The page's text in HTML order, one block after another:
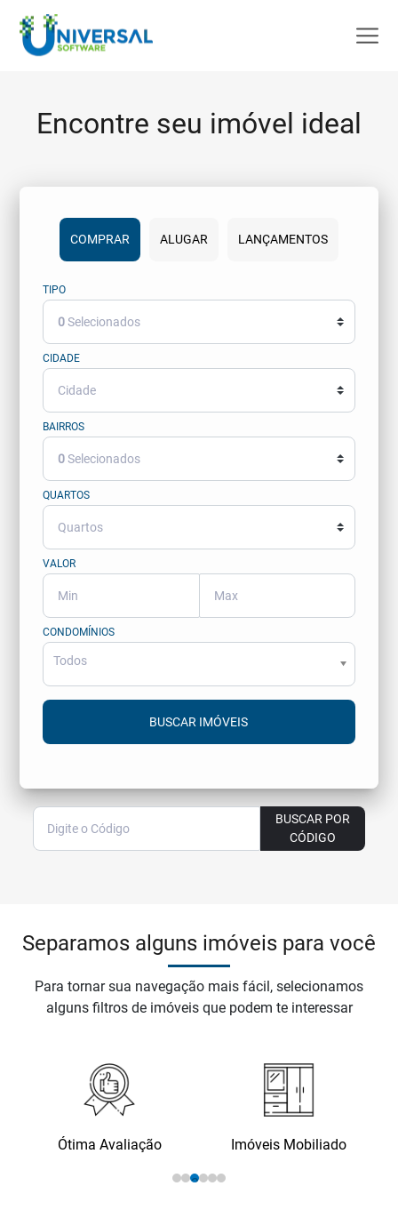
Encontre seu imóvel ideal
COMPRAR ALUGAR LANÇAMENTOS
TIPO
0Selecionados
CIDADE
BAIRROS
0Selecionados
QUARTOS
VALOR
CONDOMÍNIOS
Todos
BUSCAR IMÓVEIS
BUSCAR POR
CÓDIGO
Separamos alguns imóveis para você
Para tornar sua navegação mais fácil, selecionamos
alguns filtros de imóveis que podem te interessar
Ótima Avaliação Imóveis Mobiliado
123456